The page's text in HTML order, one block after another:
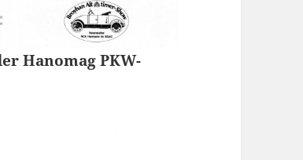
Hanomag PKW-